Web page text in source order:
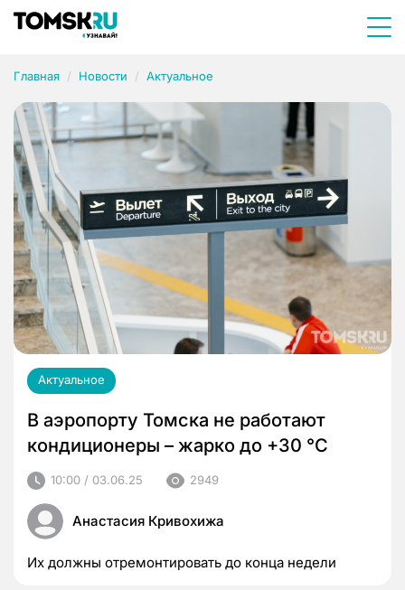
Главная Новости Актуальное
Актуальное
В аэропорту Томска не работают
кондиционеры – жарко до +30 °C
10:00 / 03.06.25 2949
Анастасия Кривохижа
Их должны отремонтировать до конца недели